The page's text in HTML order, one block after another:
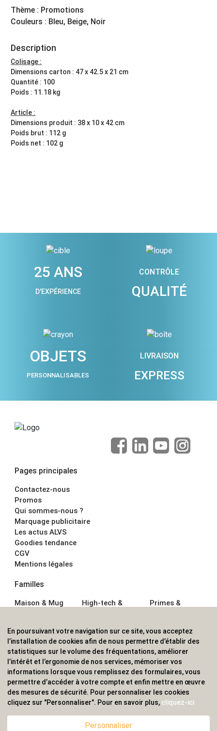
Thème : Promotions
Couleurs : Bleu, Beige, Noir
Description
Colisage :
Dimensions carton : 47 x 42.5 x 21 cm
Quantité : 100
Poids : 11.18 kg
Article :
Dimensions produit : 38 x 10 x 42 cm
Poids brut : 112 g
Poids net : 102 g
25 ANS
D'EXPÉRIENCE
CONTRÔLE
QUALITÉ
OBJETS
PERSONNALISABLES
LIVRAISON
EXPRESS
Pages principales
Contactez-nous
Promos
Qui sommes-nous ?
Marquage publicitaire
Les actus ALVS
Goodies tendance
CGV
Mentions légales
Familles
Maison & Mug
Écriture
Bagagerie sacs
High-tech &
Sport &
Outdoor
Enfant
Primes &
Boisson
Textile &
Casquette
Accessoires de
ALVS, fournisseur d'objets publicitaires, pour les
professionnels. Une implantation nationale, une
couverture internationale.
En poursuivant votre navigation sur ce site, vous acceptez
l’installation de cookies afin de nous permettre d’établir des
statistiques sur le volume des fréquentations, améliorer
l’intérêt et l’ergonomie de nos services, mémoriser vos
informations lorsque vous remplissez des formulaires, vous
permettre d’accéder à votre compte et enfin mettre en œuvre
des mesures de sécurité. Pour personnaliser les cookies
cliquez sur "Personnaliser". Pour en savoir plus, cliquez-ici
Personnaliser